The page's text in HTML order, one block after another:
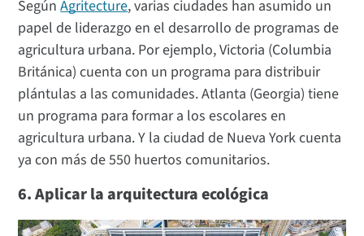
SegúnAgritecture, varias ciudades han asumido un
papel de liderazgo en el desarrollo de programas de
agricultura urbana. Por ejemplo, Victoria (Columbia
Británica) cuenta con un programa para distribuir
plántulas a las comunidades. Atlanta (Georgia) tiene
un programa para formar a los escolares en
agricultura urbana. Y la ciudad de Nueva York cuenta
ya con más de 550 huertos comunitarios.
6. Aplicar la arquitectura ecológica